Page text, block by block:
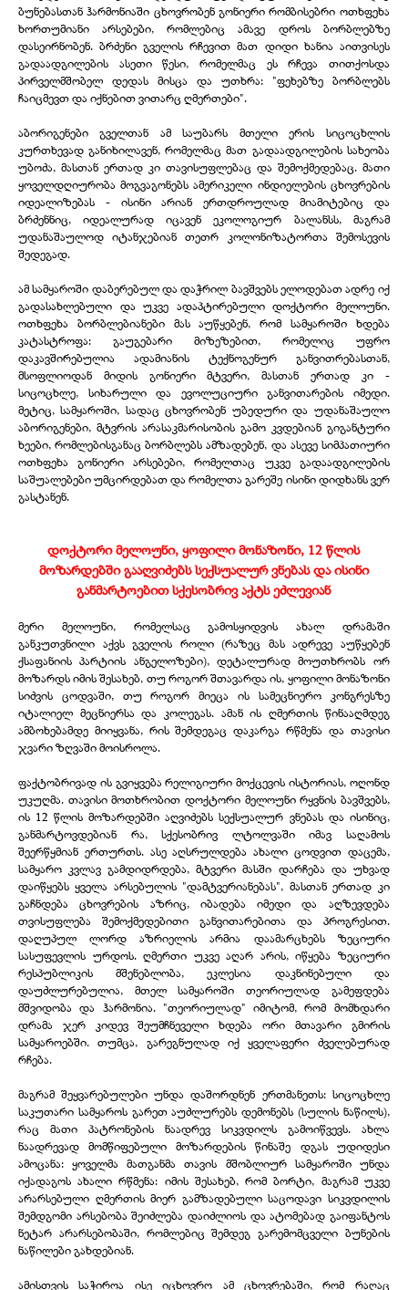
ბუნებასთან ჰარმონიაში ცხოვრობენ გონიერი რომბისებრი ოთხფეხა
ხორთუმიანი არსებები, რომლებიც ამავე დროს ბორბლებზე
დასეირნობენ. ბრძენი გველის რჩევით მათ დიდი ხანია აითვისეს
გადაადგილების ასეთი წესი, რომელმაც ეს რჩევა თითქოსდა
პირველმშობელ დედას მისცა და უთხრა: "ფეხებზე ბორბლებს
ჩაიცმევთ და იქნებით ვითარც ღმერთები".
აბორიგენები გველთან ამ საუბარს მთელი ერის სიცოცხლის
კურთხევად განიხილავენ, რომელმაც მათ გადაადგილების სახეობა
უბოძა, მასთან ერთად კი თავისუფლებაც და შემოქმედებაც. მათი
ყოველდღიურობა მოგვაგონებს ამერიკელი ინდიელების ცხოვრების
იდეალიზებას - ისინი არიან ერთდროულად მიამიტებიც და
ბრძენნიც, იდეალურად იცავენ ეკოლოგიურ ბალანსს, მაგრამ
უდანაშაულოდ იტანჯებიან თეთრ კოლონიზატორთა შემოსევის
შედეგად.
ამ სამყაროში დაბერებულ და დაჭრილ ბავშვებს ელოდებათ ადრე იქ
გადასახლებული და უკვე ადაპტირებული დოქტორი მელოუნი.
ოთხფეხა ბორბლებიანები მას აუწყებენ, რომ სამყაროში ხდება
კატასტროფა: გაუგებარი მიზეზებით, რომელიც უფრო
დაკავშირებულია ადამიანის ტექნოგენურ განვითრებასთან,
მსოფლიოდან მიდის გონიერი მტვერი, მასთან ერთად კი -
სიცოცხლე, სიხარული და ევოლუციური განვითარების იმედი.
მეტიც, სამყაროში, სადაც ცხოვრობენ უბედური და უდანაშაულო
აბორიგენები, მტვრის არასაკმარისობის გამო კვდებიან გიგანტური
ხეები, რომლებისგანაც ბორბლებს ამზადებენ, და ასევე სიმპათიური
ოთხფეხა გონიერი არსებები, რომელთაც უკვე გადაადგილების
საშუალებები უმცირდებათ და რომელთა გარეშე ისინი დიდხანს ვერ
გასტანენ.
დოქტორი მელოუნი, ყოფილი მონაზონი, 12 წლის
მოზარდებში გააღვიძებს სექსუალურ ვნებას და ისინი
განმარტოებით სქესობრივ აქტს ეძლევიან
მერი მელოუნი, რომელსაც გამოსყიდვის ახალ დრამაში
განკუთვნილი აქვს გველის როლი (რაზეც მას ადრევე აუწყებენ
ქსაფანიის პარტიის ანგელოზები), დეტალურად მოუთხრობს ორ
მოზარდს იმის შესახებ, თუ როგორ შთავარდა ის, ყოფილი მონაზონი
სიძვის ცოდვაში, თუ როგორ მიეცა ის სამეცნიერო კონგრესზე
იტალიელ მეცნიერსა და კოლეგას. ამან ის ღმერთის წინააღმდეგ
ამბოხებამდე მიიყვანა, რის შემდეგაც დაკარგა რწმენა და თავისი
ჯვარი ზღვაში მოისროლა.
ფაქტობრივად ის გვიყვება რელიგიური მოქცევის ისტორიას, ოღონდ
უკუღმა. თავისი მოთხრობით დოქტორი მელოუნი რყვნის ბავშვებს,
ის 12 წლის მოზარდებში აღვიძებს სექსუალურ ვნებას და ისინიც,
განმარტოვდებიან რა, სქესობრივ ლტოლვაში იმავ საღამოს
შეერწყმიან ერთურთს. ასე აღსრულდება ახალი ცოდვით დაცემა,
სამყარო კვლავ გამდიდრდება, მტვერი მასში დარჩება და უხვად
დაიწყებს ყველა არსებულის "დამტვერიანებას", მასთან ერთად კი
გაჩნდება ცხოვრების აზრიც, იბადება იმედი და აღზევდება
თვისუფლება შემოქმედებითი განვითარებითა და პროგრესით.
დაღუპულ ლორდ აზრიელის არმია დაამარცხებს ზეციური
სასუფევლის ურდოს. ღმერთი უკვე აღარ არის, იწყება ზეციური
რესპუბლიკის მშენებლობა, ეკლესია დაკნინებული და
დაუძლურებულია, მთელ სამყაროში თეორიულად გამეფდება
მშვიდობა და ჰარმონია. "თეორიულად" იმიტომ, რომ მომხდარი
დრამა ჯერ კიდევ შეუმჩნეველი ხდება ორი მთავარი გმირის
სამყაროებში. თუმცა, გარეგნულად იქ ყველაფერი ძველებურად
რჩება.
მაგრამ შეყვარებულები უნდა დაშორდნენ ერთმანეთს: სიცოცხლე
საკუთარი სამყაროს გარეთ აუძლურებს დემონებს (სულის ნაწილს),
რაც მათი პატრონების ნაადრევ სიკვდილს გამოიწვევს. ახლა
ნაადრევად მომწიფებული მოზარდების წინაშე დგას უდიდესი
ამოცანა: ყოველმა მათგანმა თავის მშობლიურ სამყაროში უნდა
იქადაგოს ახალი რწმენა: იმის შესახებ, რომ ბორტი, მაგრამ უკვე
არარსებული ღმერთის მიერ გამზადებული საცოდავი სიკვდილის
შემდგომი არსებობა შეიძლება დაიძლიოს და ატომებად გაიფანტოს
ნეტარ არარსებობაში, რომლებიც შემდეგ გარემომცველი ბუნების
ნაწილები გახდებიან.
ამისთვის საჭიროა ისე იცხოვრო ამ ცხოვრებაში, რომ რაღაც